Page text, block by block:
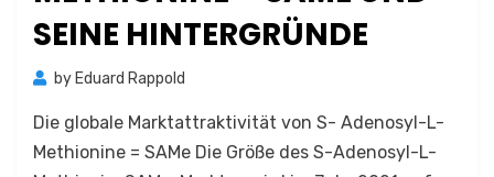
SEINE HINTERGRÜNDE
by Eduard Rappold
Die globale Marktattraktivität von S- Adenosyl-L-
Methionine = SAMe Die Größe des S-Adenosyl-L-